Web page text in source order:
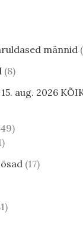
männid
8
aug. 2026
17